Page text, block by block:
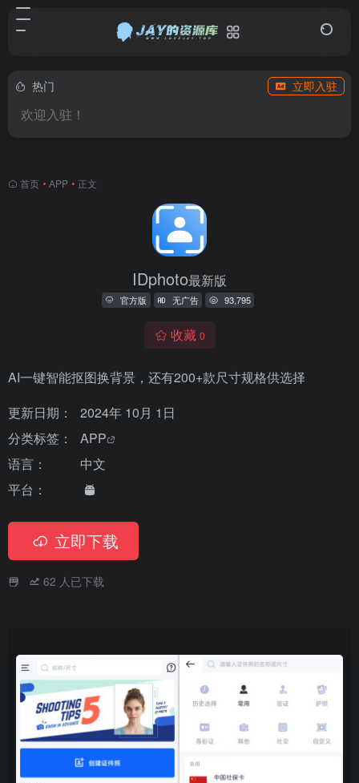
热门 立即入驻
欢迎入驻！
首页 • APP • 正文
IDphoto最新版
官方版 无广告 93,795
收藏 0
AI一键智能抠图换背景，还有200+款尺寸规格供选择
更新日期：
2024年 10月 1日
分类标签：
APP
语言：
中文
平台：
立即下载
62 人已下载